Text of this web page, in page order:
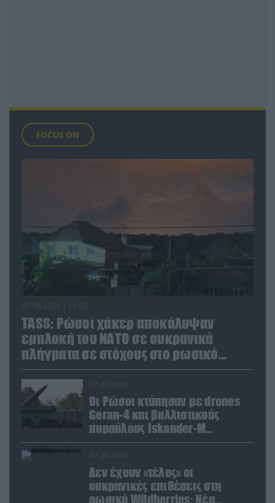
FOCUS ON
TASS: Ρώσοι χάκερ αποκάλυψαν
εμπλοκή του ΝΑΤΟ σε ουκρανικά
πλήγματα σε στόχους στο ρωσικό
έδαφος!
Οι Ρώσοι κτύπησαν με drones
Geran-4 και βαλλιστικούς
πυραύλους Iskander-M
ουκρανικό τρένο με
Δεν έχουν «τέλος» οι
ουκρανικές επιθέσεις στη
ρωσική Wildberries: Νέα